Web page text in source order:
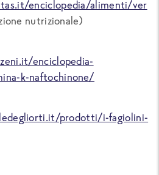
enciclopedia/alimenti/ver
nutrizionale)
enciclopedia-
k-naftochinone/
prodotti/i-fagiolini-